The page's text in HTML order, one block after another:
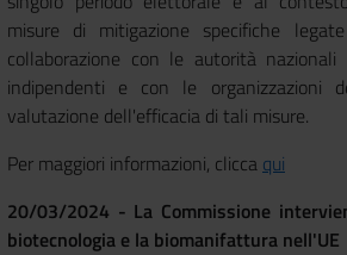
misure di mitigazione specifiche
collaborazione con le autorità
indipendenti e con le organizzazioni
valutazione dell'efficacia di tali misure.
Per maggiori informazioni, clicca qui
20/03/2024 - La Commissione
biotecnologia e la biomanifattura nell'UE